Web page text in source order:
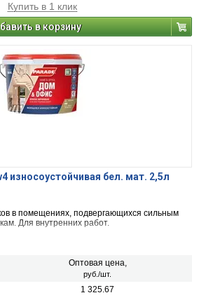
Купить в 1 клик
в корзину
износоустойчивая бел. мат. 2,5л
в помещениях, подвергающихся сильным
Для внутренних работ.
Оптовая цена,
руб./шт.
1 325.67